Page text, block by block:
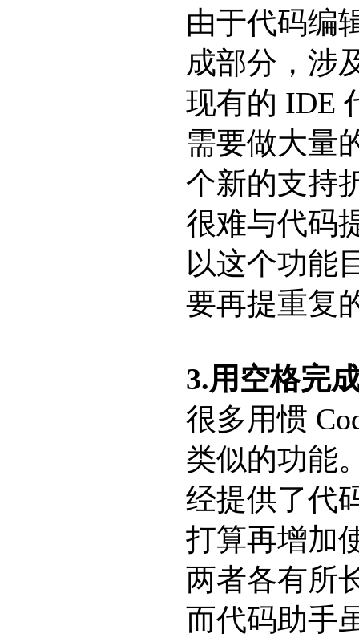
由于代码编
成部分，涉
现有的 IDE
需要做大量
个新的支持
很难与代码
以这个功能
要再提重复
3.用空格完
很多用惯
类似的功能
经提供了代
打算再增加
两者各有所
而代码助手